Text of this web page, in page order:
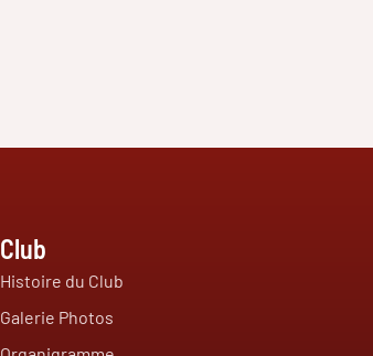
Club
Histoire du Club
Galerie Photos